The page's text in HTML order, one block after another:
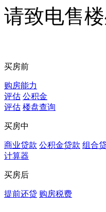
请致电售
买房前
购房能力
评估 公积金
评估 楼盘查询
买房中
商业贷款 公积金贷款 组合
计算器
买房后
提前还贷 购房税费